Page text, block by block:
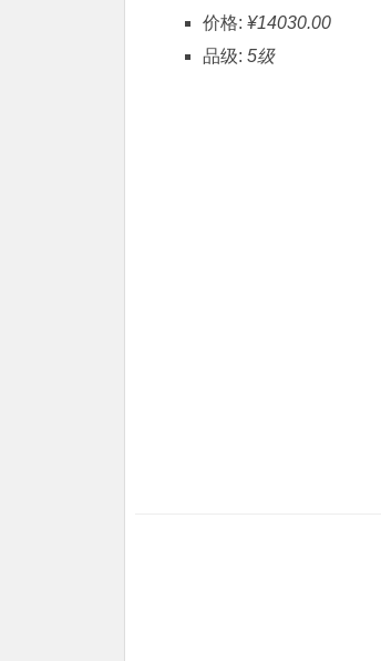
价格: ¥14030.00
品级: 5级